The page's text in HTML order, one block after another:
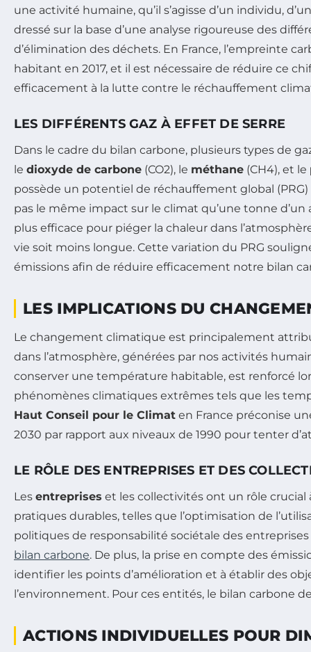
une activité humaine, qu’il s’agisse d’un individu,
dressé sur la base d’une analyse rigoureuse des
d’élimination des déchets. En France, l’empreinte
habitant en 2017, et il est nécessaire de réduire ce
efficacement à la lutte contre le réchauffement
LES DIFFÉRENTS GAZ À EFFET DE SERRE
Dans le cadre du bilan carbone, plusieurs types de
le dioxyde de carbone (CO2), le méthane (CH4), et le
possède un potentiel de réchauffement global
pas le même impact sur le climat qu’une tonne
plus efficace pour piéger la chaleur dans
vie soit moins longue. Cette variation du PRG
émissions afin de réduire efficacement notre bilan
LES IMPLICATIONS DU
Le changement climatique est principalement
dans l’atmosphère, générées par nos activités
conserver une température habitable, est renforcé
phénomènes climatiques extrêmes tels que les
Haut Conseil pour le Climat en France préconise
2030 par rapport aux niveaux de 1990 pour tenter
LE RÔLE DES ENTREPRISES ET DES
Les entreprises et les collectivités ont un rôle crucial
pratiques durables, telles que l’optimisation de
politiques de responsabilité sociétale des
bilan carbone. De plus, la prise en compte des
identifier les points d’amélioration et à établir des
l’environnement. Pour ces entités, le bilan carbone
ACTIONS INDIVIDUELLES POUR